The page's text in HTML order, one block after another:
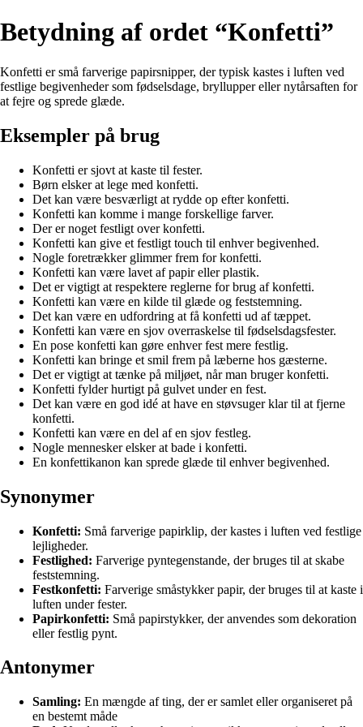
Betydning af ordet “Konfetti”
Konfetti er små farverige papirsnipper, der typisk kastes i luften ved
festlige begivenheder som fødselsdage, bryllupper eller nytårsaften for
at fejre og sprede glæde.
Eksempler på brug
Konfetti er sjovt at kaste til fester.
Børn elsker at lege med konfetti.
Det kan være besværligt at rydde op efter konfetti.
Konfetti kan komme i mange forskellige farver.
Der er noget festligt over konfetti.
Konfetti kan give et festligt touch til enhver begivenhed.
Nogle foretrækker glimmer frem for konfetti.
Konfetti kan være lavet af papir eller plastik.
Det er vigtigt at respektere reglerne for brug af konfetti.
Konfetti kan være en kilde til glæde og feststemning.
Det kan være en udfordring at få konfetti ud af tæppet.
Konfetti kan være en sjov overraskelse til fødselsdagsfester.
En pose konfetti kan gøre enhver fest mere festlig.
Konfetti kan bringe et smil frem på læberne hos gæsterne.
Det er vigtigt at tænke på miljøet, når man bruger konfetti.
Konfetti fylder hurtigt på gulvet under en fest.
Det kan være en god idé at have en støvsuger klar til at fjerne
konfetti.
Konfetti kan være en del af en sjov festleg.
Nogle mennesker elsker at bade i konfetti.
En konfettikanon kan sprede glæde til enhver begivenhed.
Synonymer
Konfetti: Små farverige papirklip, der kastes i luften ved festlige
lejligheder.
Festlighed: Farverige pyntegenstande, der bruges til at skabe
feststemning.
Festkonfetti: Farverige småstykker papir, der bruges til at kaste i
luften under fester.
Papirkonfetti: Små papirstykker, der anvendes som dekoration
eller festlig pynt.
Antonymer
Samling: En mængde af ting, der er samlet eller organiseret på
en bestemt måde